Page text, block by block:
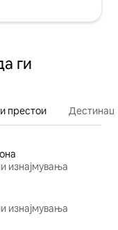
ги
престои
изнајмувања
изнајмувања